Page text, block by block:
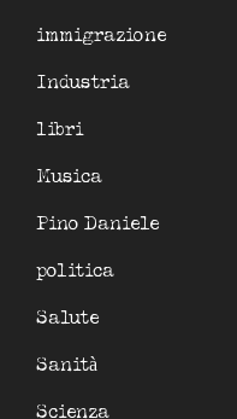
immigrazione
Industria
libri
Musica
Pino Daniele
politica
Salute
Sanità
Scienza